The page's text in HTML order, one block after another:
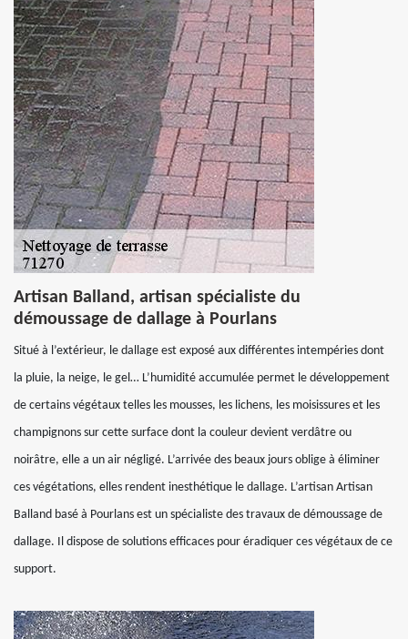
Artisan Balland, artisan spécialiste du
démoussage de dallage à Pourlans
Situé à l’extérieur, le dallage est exposé aux différentes intempéries dont
la pluie, la neige, le gel… L’humidité accumulée permet le développement
de certains végétaux telles les mousses, les lichens, les moisissures et les
champignons sur cette surface dont la couleur devient verdâtre ou
noirâtre, elle a un air négligé. L’arrivée des beaux jours oblige à éliminer
ces végétations, elles rendent inesthétique le dallage. L’artisan Artisan
Balland basé à Pourlans est un spécialiste des travaux de démoussage de
dallage. Il dispose de solutions efficaces pour éradiquer ces végétaux de ce
support.